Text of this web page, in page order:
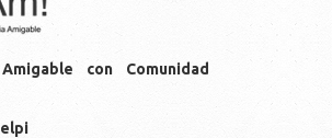
con Comunidad